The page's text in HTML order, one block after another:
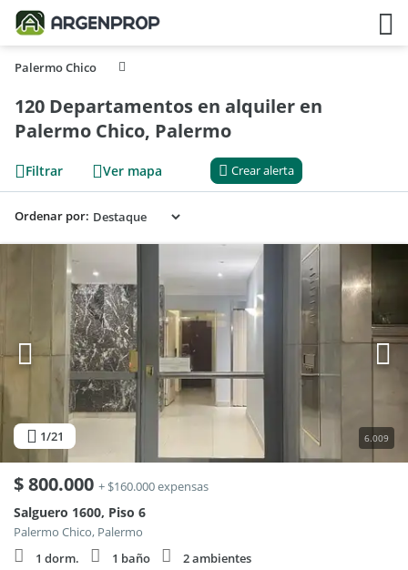
Palermo Chico
120 Departamentos en alquiler en
Palermo Chico, Palermo
Filtrar Ver mapa Crear alerta
Ordenar por:
1/21 6.009
$800.000 + $160.000 expensas
Salguero 1600, Piso 6
Palermo Chico, Palermo
1 dorm.
1 baño
2 ambientes